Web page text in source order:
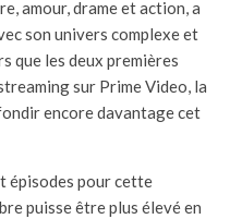
amour, drame et action, a
son univers complexe et
que les deux premières
sur Prime Video, la
encore davantage cet
épisodes pour cette
puisse être plus élevé en